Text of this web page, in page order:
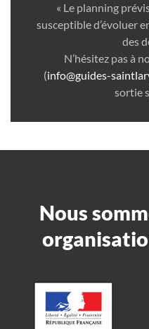
« Le planning
susceptible d’évoluer
des
N’hésitez pas à
(info@guides-
sortie
Nous